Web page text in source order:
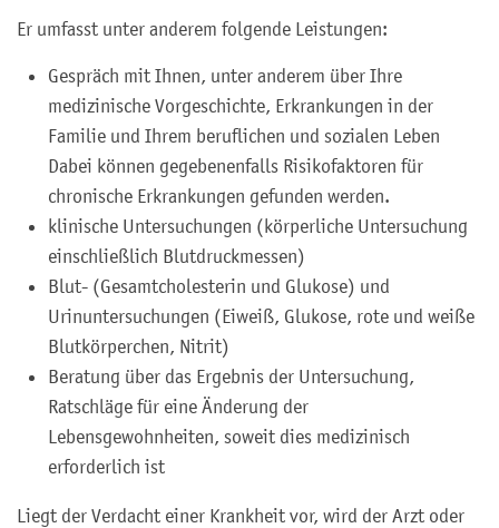
Er umfasst unter anderem folgende Leistungen:
Gespräch mit Ihnen, unter anderem über Ihre
medizinische Vorgeschichte, Erkrankungen in der
Familie und Ihrem beruflichen und sozialen Leben
Dabei können gegebenenfalls Risikofaktoren für
chronische Erkrankungen gefunden werden.
klinische Untersuchungen (körperliche Untersuchung
einschließlich Blutdruckmessen)
Blut- (Gesamtcholesterin und Glukose) und
Urinuntersuchungen (Eiweiß, Glukose, rote und weiße
Blutkörperchen, Nitrit)
Beratung über das Ergebnis der Untersuchung,
Ratschläge für eine Änderung der
Lebensgewohnheiten, soweit dies medizinisch
erforderlich ist
Liegt der Verdacht einer Krankheit vor, wird der Arzt oder